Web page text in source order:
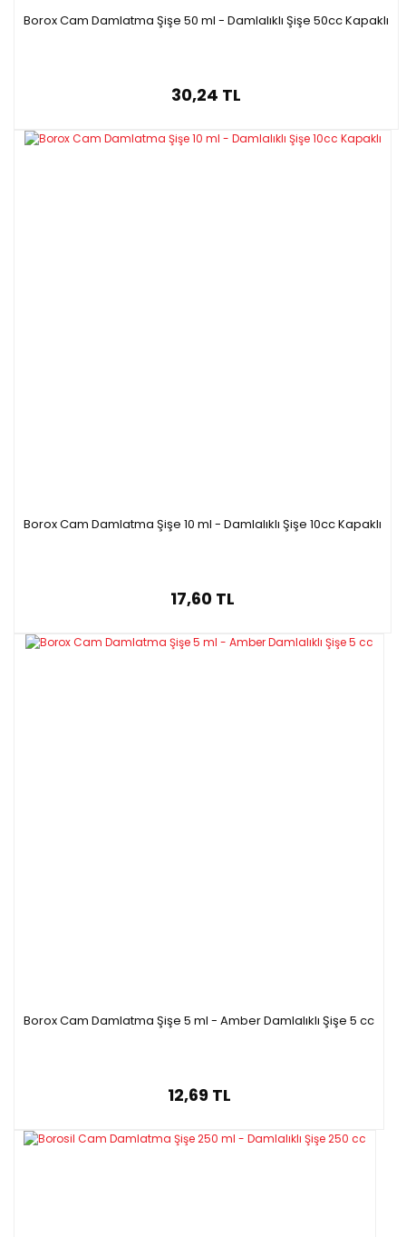
Borox Cam Damlatma Şişe 50 ml - Damlalıklı Şişe 50cc Kapaklı
30,24 TL
Borox Cam Damlatma Şişe 10 ml - Damlalıklı Şişe 10cc Kapaklı
17,60 TL
Borox Cam Damlatma Şişe 5 ml - Amber Damlalıklı Şişe 5 cc
12,69 TL